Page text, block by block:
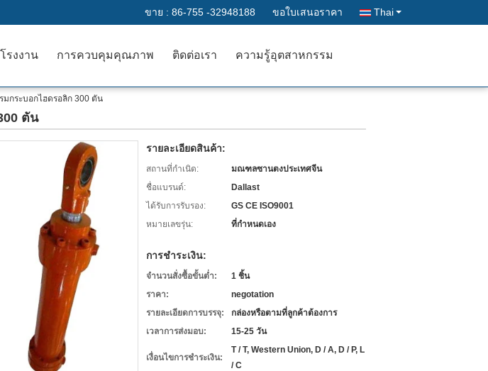
ขาย : 86-755 -32948188 ขอใบเสนอราคา Thai
รงงาน การควบคุมคุณภาพ ติดต่อเรา ความรู้อุตสาหกรรม
มกระบอกไฮดรอลิก 300 ตัน
ตัน
รายละเอียดสินค้า:
สถานที่กำเนิด:
มณฑลซานตงประเทศจีน
ชื่อแบรนด์:
Dallast
ได้รับการรับรอง:
GS CE ISO9001
หมายเลขรุ่น:
ที่กำหนดเอง
การชำระเงิน:
จำนวนสั่งซื้อขั้นต่ำ:
1 ชิ้น
ราคา:
negotation
รายละเอียดการบรรจุ:
กล่องหรือตามที่ลูกค้าต้องการ
เวลาการส่งมอบ:
15-25 วัน
เงื่อนไขการชำระเงิน:
T / T, Western Union, D / A, D / P, L
/ C